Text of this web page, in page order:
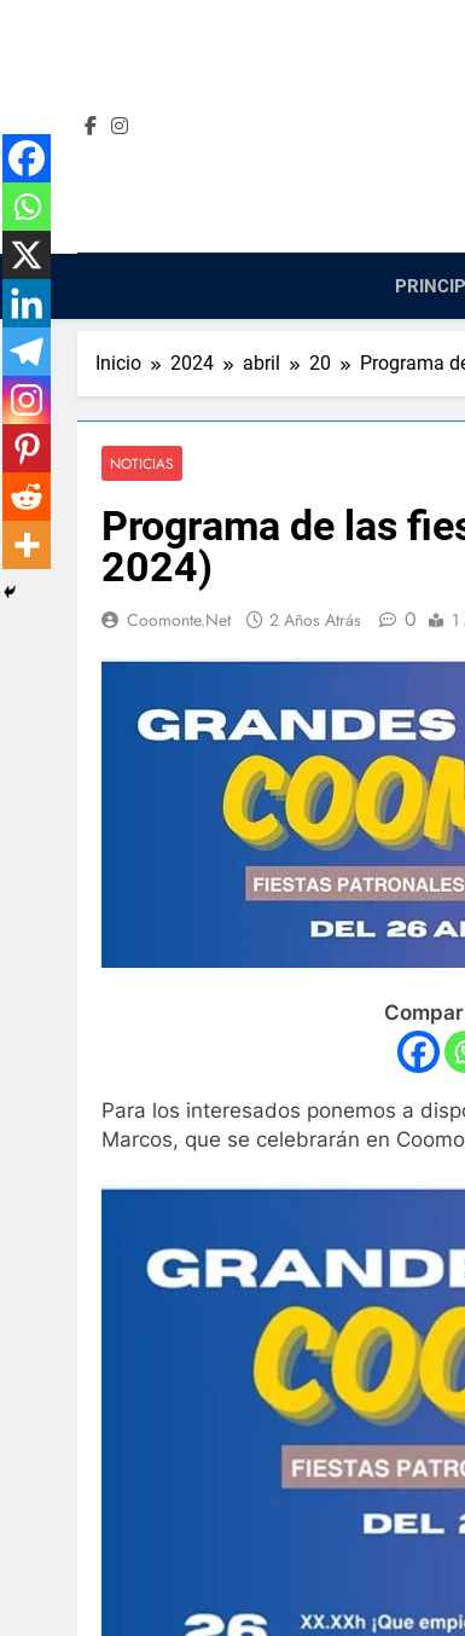
Inicio 2024 abril 20 Programa
NOTICIAS
Programa de las
2024)
Coomonte.net 2 Años Atrás 0
Para los interesados ponemos a
Marcos, que se celebrarán en